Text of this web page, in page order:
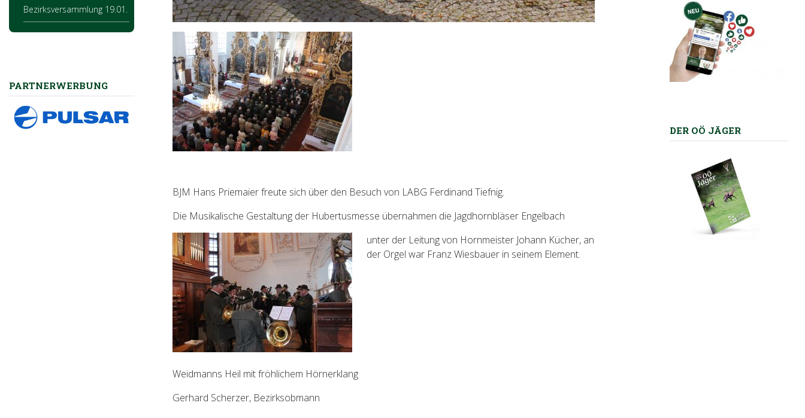
Bezirksversammlung 19.01.
PARTNERWERBUNG
BJM Hans Priemaier freute sich über den Besuch von LABG Ferdinand Tiefnig.
Die Musikalische Gestaltung der Hubertusmesse übernahmen die Jagdhornbläser Engelbach
unter der Leitung von Hornmeister Johann Kücher, an
der Orgel war Franz Wiesbauer in seinem Element.
Weidmanns Heil mit fröhlichem Hörnerklang
Gerhard Scherzer, Bezirksobmann
DER OÖ JÄGER